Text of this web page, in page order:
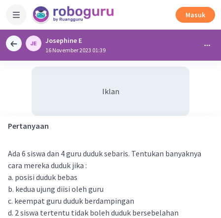
Masuk
Josephine E
16 November 2023 01:39
Iklan
Pertanyaan
Ada 6 siswa dan 4 guru duduk sebaris. Tentukan banyaknya
cara mereka duduk jika :
a. posisi duduk bebas
b. kedua ujung diisi oleh guru
c. keempat guru duduk berdampingan
d. 2 siswa tertentu tidak boleh duduk bersebelahan